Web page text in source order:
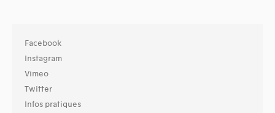
Facebook
Instagram
Vimeo
Twitter
Infos pratiques